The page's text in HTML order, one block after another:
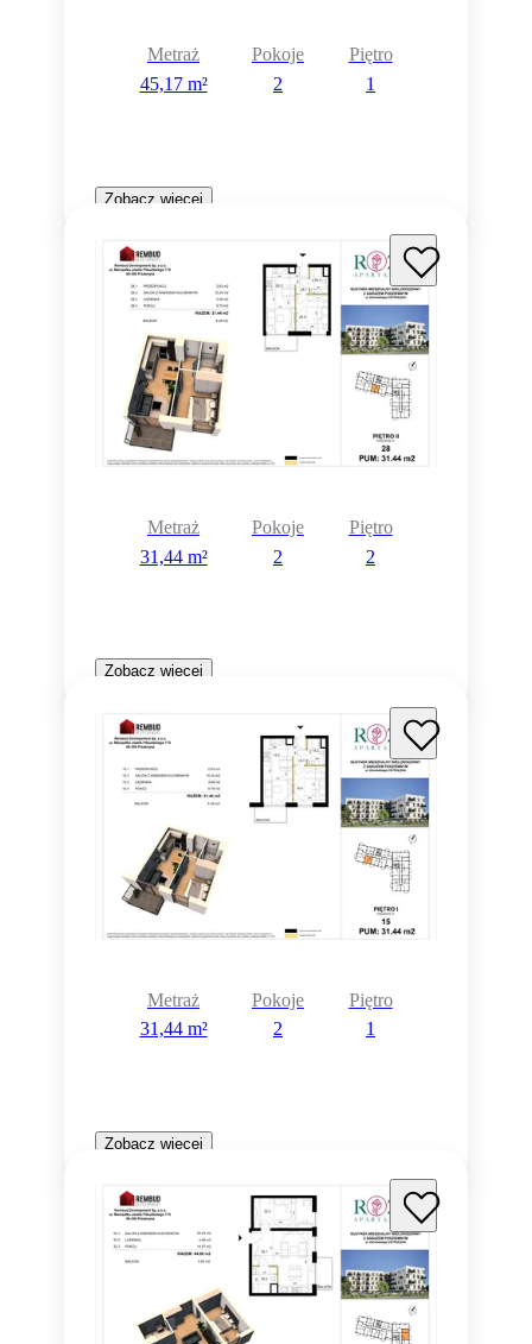
Metraż
45,17 m²
Pokoje
2
Piętro
1
Zobacz więcej
Metraż
31,44 m²
Pokoje
2
Piętro
2
Zobacz więcej
Metraż
31,44 m²
Pokoje
2
Piętro
1
Zobacz więcej